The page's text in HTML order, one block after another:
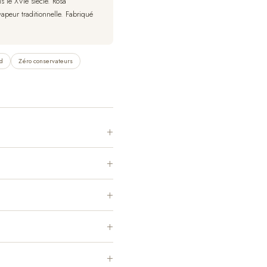
traditionnelle. Fabriqué
Zéro conservateurs